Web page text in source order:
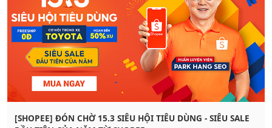
[SHOPEE] ĐÓN CHỜ 15.3 SIÊU HỘI TIÊU DÙNG - SIÊU SALE